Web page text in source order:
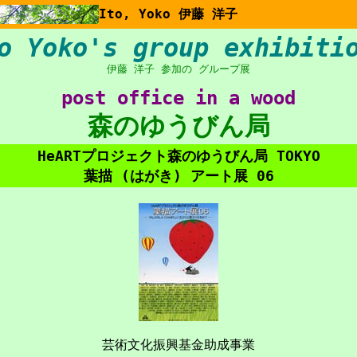
Ito, Yoko 伊藤 洋子
Yoko's group
伊藤 洋子 参加の グループ展
post office in a wood
森のゆうびん局
HeARTプロジェクト森のゆうびん局 TOKYO
葉描 (はがき) アート展 06
芸術文化振興基金助成事業